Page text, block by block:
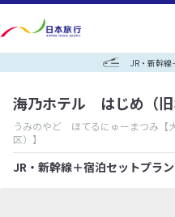
JR・新幹線
海乃ホテル はじめ（旧
うみのやど ほてるにゅーまつみ
区）】
JR・新幹線＋宿泊セットプラン